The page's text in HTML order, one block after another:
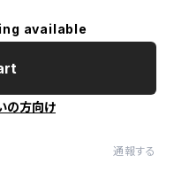
available
の方向け
通報する